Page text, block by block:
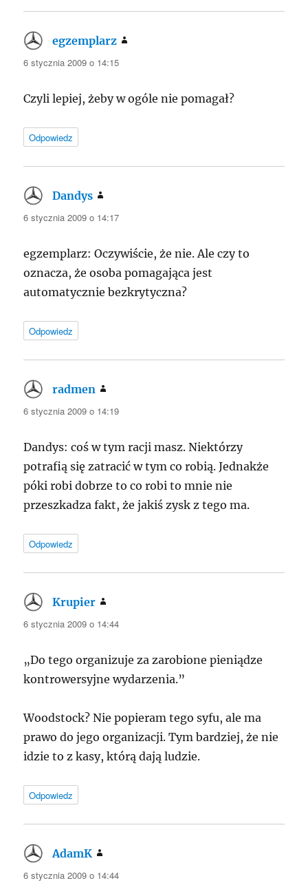
egzemplarz
6 stycznia 2009 o 14:15
Czyli lepiej, żeby w ogóle nie pomagał?
Odpowiedz
Dandys
6 stycznia 2009 o 14:17
egzemplarz: Oczywiście, że nie. Ale czy to
oznacza, że osoba pomagająca jest
automatycznie bezkrytyczna?
Odpowiedz
radmen
6 stycznia 2009 o 14:19
Dandys: coś w tym racji masz. Niektórzy
potrafią się zatracić w tym co robią. Jednakże
póki robi dobrze to co robi to mnie nie
przeszkadza fakt, że jakiś zysk z tego ma.
Odpowiedz
Krupier
6 stycznia 2009 o 14:44
„Do tego organizuje za zarobione pieniądze
kontrowersyjne wydarzenia.”
Woodstock? Nie popieram tego syfu, ale ma
prawo do jego organizacji. Tym bardziej, że nie
idzie to z kasy, którą dają ludzie.
Odpowiedz
AdamK
6 stycznia 2009 o 14:44